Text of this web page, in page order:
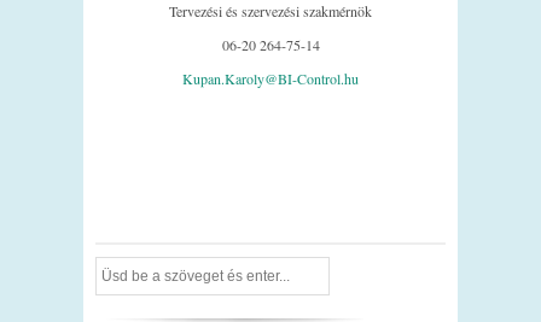
Tervezési és szervezési szakmérnök
06-20 264-75-14
Kupan.Karoly@BI-Control.hu